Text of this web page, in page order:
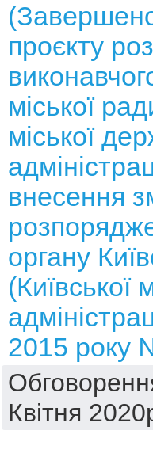
проєкту
міської
міської
внесення
органу
(Київської
2015 року
Квітня